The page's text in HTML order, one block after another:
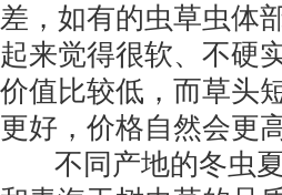
差，如有的虫草虫体
起来觉得很软、不硬
价值比较低，而草头
更好，价格自然会更高
不同产地的冬虫